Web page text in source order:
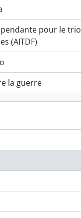
pour le
(AITDF)
la guerre